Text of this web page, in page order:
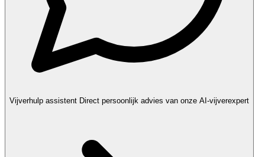
Vijverhulp assistent Direct persoonlijk advies van onze AI-vijverexpert